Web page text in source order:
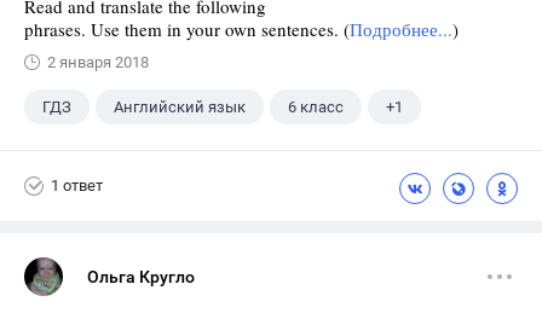
Read and translate the following
phrases. Use them in your own sentences. (Подробнее...)
2 января 2018
ГДЗ Английский язык 6 класс +1
1 ответ
Ольга Кругло